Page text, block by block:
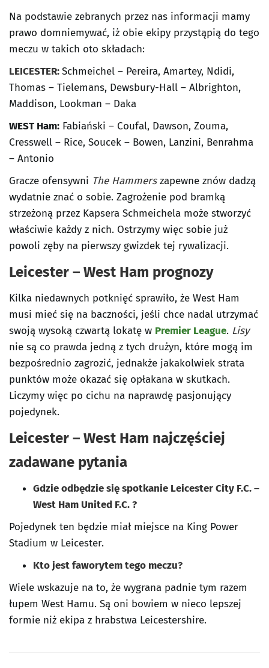
Na podstawie zebranych przez nas informacji mamy
prawo domniemywać, iż obie ekipy przystąpią do tego
meczu w takich oto składach:
LEICESTER:Schmeichel – Pereira, Amartey, Ndidi,
Thomas – Tielemans, Dewsbury-Hall – Albrighton,
Maddison, Lookman – Daka
WEST Ham: Fabiański – Coufal, Dawson, Zouma,
Cresswell – Rice, Soucek – Bowen, Lanzini, Benrahma
– Antonio
Gracze ofensywni The Hammerszapewne znów dadzą
wydatnie znać o sobie. Zagrożenie pod bramką
strzeżoną przez Kapsera Schmeichela może stworzyć
właściwie każdy z nich. Ostrzymy więc sobie już
powoli zęby na pierwszy gwizdek tej rywalizacji.
Leicester – West Ham prognozy
Kilka niedawnych potknięć sprawiło, że West Ham
musi mieć się na baczności, jeśli chce nadal utrzymać
swoją wysoką czwartą lokatę w Premier League. Lisy
nie są co prawda jedną z tych drużyn, które mogą im
bezpośrednio zagrozić, jednakże jakakolwiek strata
punktów może okazać się opłakana w skutkach.
Liczymy więc po cichu na naprawdę pasjonujący
pojedynek.
Leicester – West Ham najczęściej
zadawane pytania
Gdzie odbędzie się spotkanie Leicester City F.C. –
West Ham United F.C. ?
Pojedynek ten będzie miał miejsce na King Power
Stadium w Leicester.
Kto jest faworytem tego meczu?
Wiele wskazuje na to, że wygrana padnie tym razem
łupem West Hamu. Są oni bowiem w nieco lepszej
formie niż ekipa z hrabstwa Leicestershire.